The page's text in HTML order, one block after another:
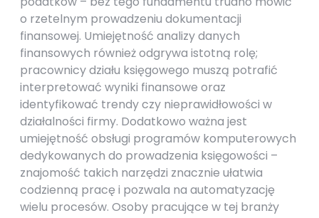
o rzetelnym prowadzeniu dokumentacji
finansowej. Umiejętność analizy danych
finansowych również odgrywa istotną rolę;
pracownicy działu księgowego muszą potrafić
interpretować wyniki finansowe oraz
identyfikować trendy czy nieprawidłowości w
działalności firmy. Dodatkowo ważna jest
umiejętność obsługi programów komputerowych
dedykowanych do prowadzenia księgowości –
znajomość takich narzędzi znacznie ułatwia
codzienną pracę i pozwala na automatyzację
wielu procesów. Osoby pracujące w tej branży